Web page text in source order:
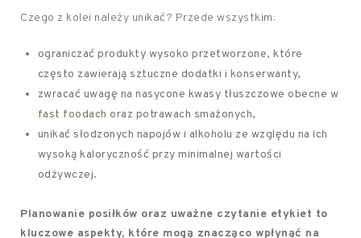
Czego z kolei należy unikać? Przede wszystkim:
ograniczać produkty wysoko przetworzone, które
często zawierają sztuczne dodatki i konserwanty,
zwracać uwagę na nasycone kwasy tłuszczowe obecne w
fast foodach oraz potrawach smażonych,
unikać słodzonych napojów i alkoholu ze względu na ich
wysoką kaloryczność przy minimalnej wartości
odżywczej.
Planowanie posiłków oraz uważne czytanie etykiet to
kluczowe aspekty, które mogą znacząco wpłynąć na